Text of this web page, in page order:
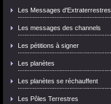
Les Messages d'Extraterrestres
Les messages des channels
Les pétitions à signer
Les planètes
Les planètes se réchauffent
Les Pôles Terrestres